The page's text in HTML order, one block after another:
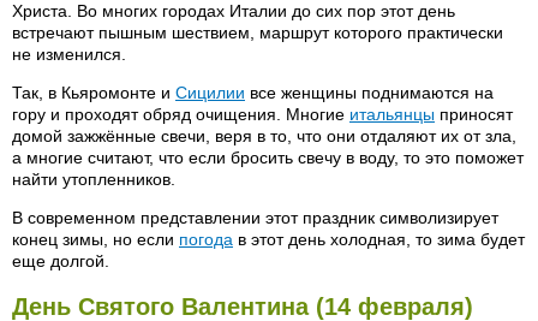
Христа. Во многих городах Италии до сих пор этот день
встречают пышным шествием, маршрут которого практически
не изменился.
Так, в Кьяромонте и Сицилии все женщины поднимаются на
гору и проходят обряд очищения. Многие итальянцы приносят
домой зажжённые свечи, веря в то, что они отдаляют их от зла,
а многие считают, что если бросить свечу в воду, то это поможет
найти утопленников.
В современном представлении этот праздник символизирует
конец зимы, но если погода в этот день холодная, то зима будет
еще долгой.
День Святого Валентина (14 февраля)